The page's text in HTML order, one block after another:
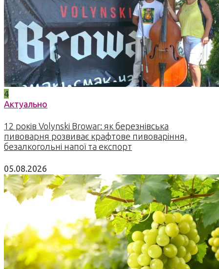
4
Актуально
12 років Volynski Browar: як березнівська
пивоварня розвиває крафтове пивоваріння,
безалкогольні напої та експорт
05.08.2026